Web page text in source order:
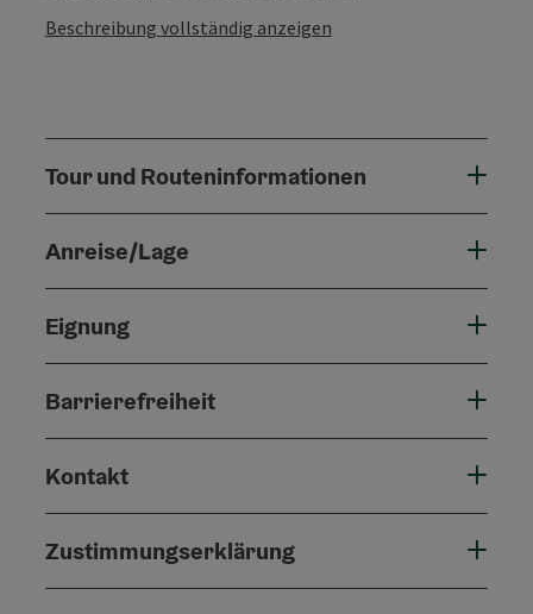
Beschreibung vollständig anzeigen
Tour und Routeninformationen
Anreise/Lage
Eignung
Barrierefreiheit
Kontakt
Zustimmungserklärung